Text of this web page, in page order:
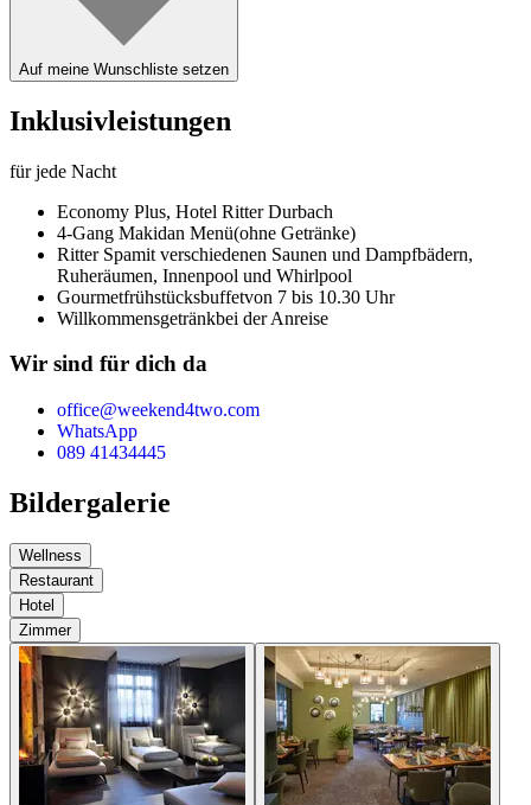
Auf meine Wunschliste setzen
Inklusivleistungen
für jede Nacht
Economy Plus, Hotel Ritter Durbach
4-Gang Makidan Menü(ohne Getränke)
Ritter Spamit verschiedenen Saunen und Dampfbädern,
Ruheräumen, Innenpool und Whirlpool
Gourmetfrühstücksbuffetvon 7 bis 10.30 Uhr
Willkommensgetränkbei der Anreise
Wir sind für dich da
office@weekend4two.com
WhatsApp
089 41434445
Bildergalerie
Wellness
Restaurant
Hotel
Zimmer